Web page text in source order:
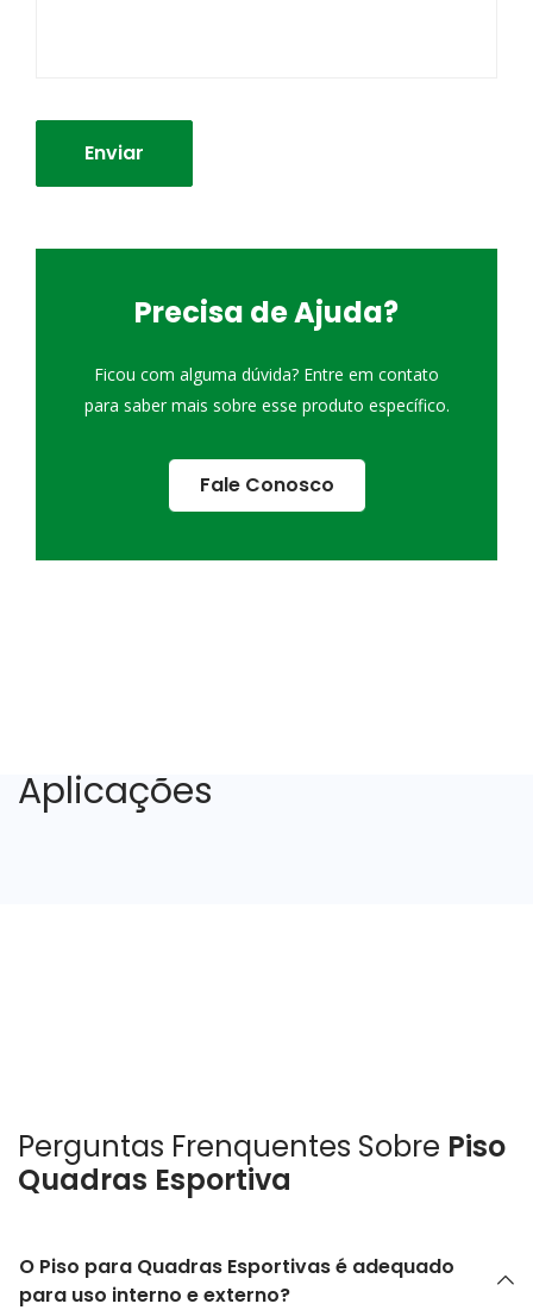
Precisa de Ajuda?
Ficou com alguma dúvida? Entre em contato
para saber mais sobre esse produto específico.
Fale Conosco
Aplicações
Perguntas Frenquentes Sobre Piso
Quadras Esportiva
O Piso para Quadras Esportivas é adequado
para uso interno e externo?